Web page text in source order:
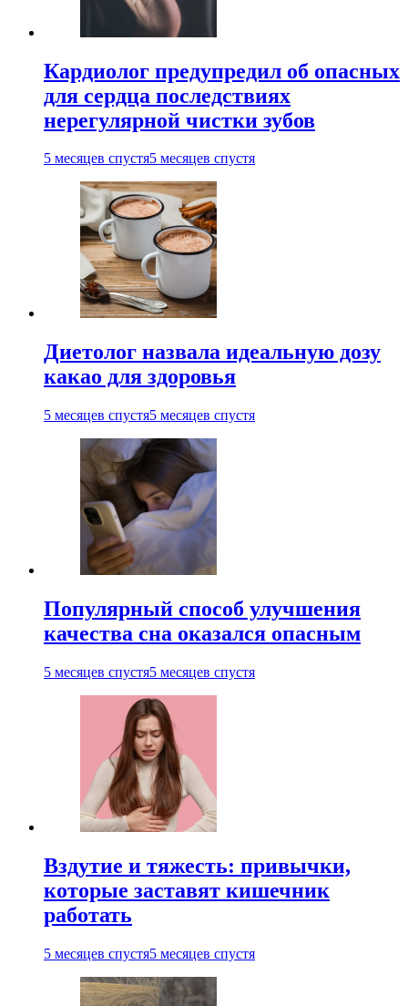
Кардиолог предупредил об опасных
для сердца последствиях
нерегулярной чистки зубов
5 месяцев спустя5 месяцев спустя
Диетолог назвала идеальную дозу
какао для здоровья
5 месяцев спустя5 месяцев спустя
Популярный способ улучшения
качества сна оказался опасным
5 месяцев спустя5 месяцев спустя
Вздутие и тяжесть: привычки,
которые заставят кишечник
работать
5 месяцев спустя5 месяцев спустя